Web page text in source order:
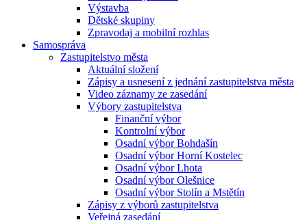
Výstavba
Dětské skupiny
Zpravodaj a mobilní rozhlas
Samospráva
Zastupitelstvo města
Aktuální složení
Zápisy a usnesení z jednání zastupitelstva města
Video záznamy ze zasedání
Výbory zastupitelstva
Finanční výbor
Kontrolní výbor
Osadní výbor Bohdašín
Osadní výbor Horní Kostelec
Osadní výbor Lhota
Osadní výbor Olešnice
Osadní výbor Stolín a Mstětín
Zápisy z výborů zastupitelstva
Veřejná zasedání